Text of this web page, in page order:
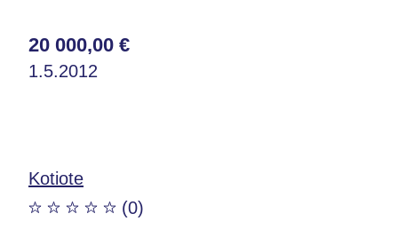
20 000,00 €
1.5.2012
Kotiote
(0)